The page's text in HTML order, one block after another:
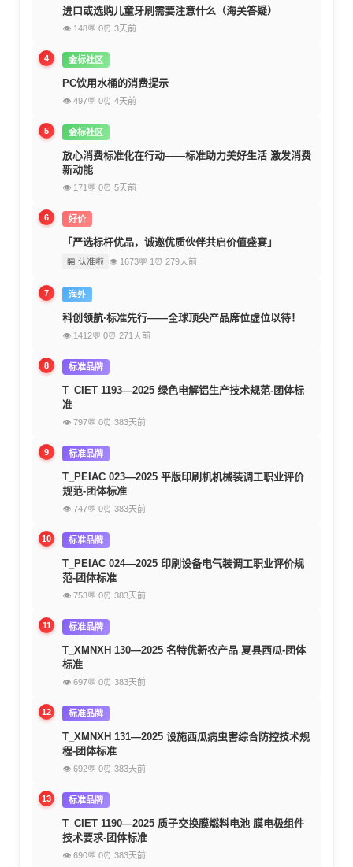
进口或选购儿童牙刷需要注意什么（海关答疑）
👁 148💬 0⏰ 3天前
4 金标社区
PC饮用水桶的消费提示
👁 497💬 0⏰ 4天前
5 金标社区
放心消费标准化在行动——标准助力美好生活 激发消费
新动能
👁 171 💬 0⏰ 5天前
6 好价
「严选标杆优品，诚邀优质伙伴共启价值盛宴」
🏪 认准啦 👁 1673💬 1 ⏰ 279天前
7 海外
科创领航·标准先行——全球顶尖产品席位虚位以待！
👁 1412💬 0⏰ 271天前
8 标准品牌
T_CIET 1193—2025 绿色电解铝生产技术规范-团体标
准
👁 797💬 0⏰ 383天前
9 标准品牌
T_PEIAC 023—2025 平版印刷机机械装调工职业评价
规范-团体标准
👁 747💬 0⏰ 383天前
10 标准品牌
T_PEIAC 024—2025 印刷设备电气装调工职业评价规
范-团体标准
👁 753💬 0⏰ 383天前
11 标准品牌
T_XMNXH 130—2025 名特优新农产品 夏县西瓜-团体
标准
👁 697💬 0⏰ 383天前
12 标准品牌
T_XMNXH 131—2025 设施西瓜病虫害综合防控技术规
程-团体标准
👁 692💬 0⏰ 383天前
13 标准品牌
T_CIET 1190—2025 质子交换膜燃料电池 膜电极组件
技术要求-团体标准
👁 690💬 0⏰ 383天前